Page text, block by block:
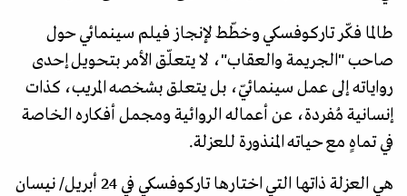
طالما فكّر تاركوفسكي وخطّط لإنجاز فيلم سينمائي حول
صاحب "الجريمة والعقاب"، لا يتعلّق الأمر بتحويل إحدى
رواياته إلى عمل سينمائيّ، بل يتعلق بشخصه المريب، كذات
إنسانية مُفردة، عن أعماله الروائية ومجمل أفكاره الخاصة
في تماهٍ مع حياته المنذورة للعزلة.
هي العزلة ذاتها التي اختارها تاركوفسكي في 24 أبريل/ نيسان